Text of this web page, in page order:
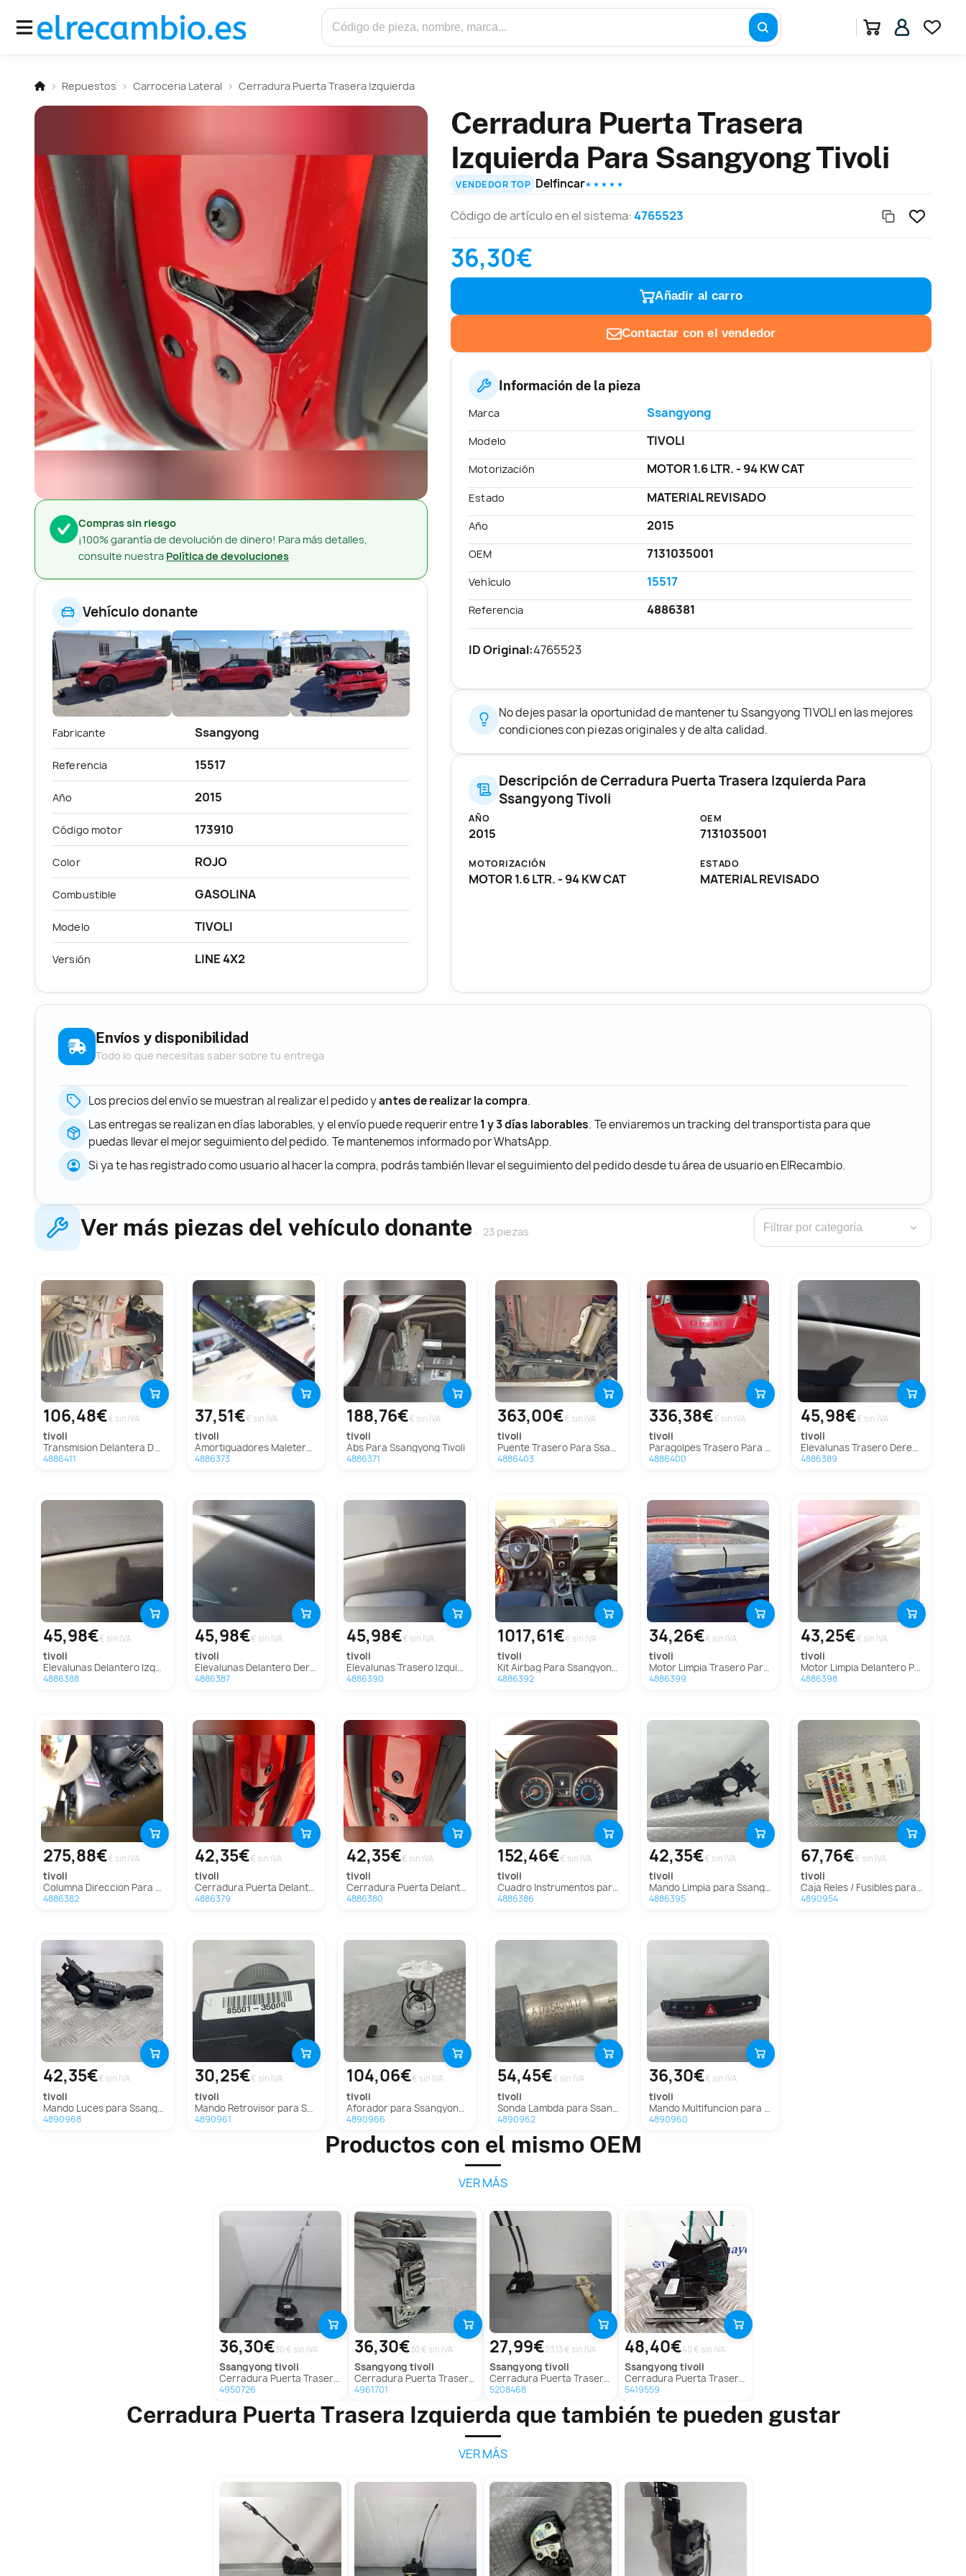
Repuestos Carroceria Lateral Cerradura Puerta Trasera Izquierda
Compras sin riesgo
¡100% garantía de devolución de dinero! Para más detalles,
consulte nuestra Política de devoluciones
Vehículo donante
Fabricante Ssangyong
Referencia 15517
Año 2015
Código motor 173910
Color ROJO
Combustible GASOLINA
Modelo TIVOLI
Versión LINE 4X2
Cerradura Puerta Trasera
Izquierda Para Ssangyong Tivoli
VENDEDOR TOP Delfincar★ ★ ★ ★ ★
Código de artículo en el sistema:4765523
36,30€
Añadir al carro
Contactar con el vendedor
Información de la pieza
Marca Ssangyong
Modelo TIVOLI
Motorización MOTOR 1.6 LTR. - 94 KW CAT
Estado MATERIAL REVISADO
Año 2015
OEM 7131035001
Vehículo 15517
Referencia 4886381
ID Original:4765523
No dejes pasar la oportunidad de mantener tu Ssangyong TIVOLI en las mejores
condiciones con piezas originales y de alta calidad.
Descripción de Cerradura Puerta Trasera Izquierda Para
Ssangyong Tivoli
AÑO
2015
OEM
7131035001
MOTORIZACIÓN
MOTOR 1.6 LTR. - 94 KW CAT
ESTADO
MATERIAL REVISADO
Envíos y disponibilidad
Todo lo que necesitas saber sobre tu entrega
Los precios del envío se muestran al realizar el pedido yantes de realizar la compra.
Las entregas se realizan en días laborables, y el envío puede requerir entre1 y 3 días laborables. Te enviaremos un tracking del transportista para que
puedas llevar el mejor seguimiento del pedido. Te mantenemos informado por WhatsApp.
Si ya te has registrado como usuario al hacer la compra, podrás también llevar el seguimiento del pedido desde tu área de usuario en ElRecambio.
Ver más piezas del vehículo donante 23 piezas ›
106,48€€ sin IVA
tivoli
Transmision Delantera Derecha Para Ssangyong Tivoli
4886411
37,51€€ sin IVA
tivoli
Amortiguadores Maletero / Porton Para Ssangyong Tivoli
4886373
188,76€€ sin IVA
tivoli
Abs Para Ssangyong Tivoli
4886371
363,00€€ sin IVA
tivoli
Puente Trasero Para Ssangyong Tivoli
4886403
336,38€€ sin IVA
tivoli
Paragolpes Trasero Para Ssangyong Tivoli
4886400
45,98€€ sin IVA
tivoli
Elevalunas Trasero Derecho Para Ssangyong Tivoli
4886389
45,98€€ sin IVA
tivoli
Elevalunas Delantero Izquierdo Para Ssangyong Tivoli
4886388
45,98€€ sin IVA
tivoli
Elevalunas Delantero Derecho Para Ssangyong Tivoli
4886387
45,98€€ sin IVA
tivoli
Elevalunas Trasero Izquierdo Para Ssangyong Tivoli
4886390
1017,61€€ sin IVA
tivoli
Kit Airbag Para Ssangyong Tivoli
4886392
34,26€€ sin IVA
tivoli
Motor Limpia Trasero Para Ssangyong Tivoli
4886399
43,25€€ sin IVA
tivoli
Motor Limpia Delantero Para Ssangyong Tivoli
4886398
275,88€€ sin IVA
tivoli
Columna Direccion Para Ssangyong Tivoli
4886382
42,35€€ sin IVA
tivoli
Cerradura Puerta Delantera Derecha Para Ssangyong Tivoli
4886379
42,35€€ sin IVA
tivoli
Cerradura Puerta Delantera Izquierda Para Ssangyong Tivoli
4886380
152,46€€ sin IVA
tivoli
Cuadro Instrumentos para Ssangyong Tivoli
4886386
42,35€€ sin IVA
tivoli
Mando Limpia para Ssangyong Tivoli
4886395
67,76€€ sin IVA
tivoli
Caja Reles / Fusibles para Ssangyong Tivoli
4890954
42,35€€ sin IVA
tivoli
Mando Luces para Ssangyong Tivoli
4890968
30,25€€ sin IVA
tivoli
Mando Retrovisor para Ssangyong Tivoli
4890961
104,06€€ sin IVA
tivoli
Aforador para Ssangyong Tivoli
4890966
54,45€€ sin IVA
tivoli
Sonda Lambda para Ssangyong Tivoli
4890962
36,30€€ sin IVA
tivoli
Mando Multifuncion para Ssangyong Tivoli
4890960
Productos con el mismo OEM
VER MÁS
36,30€30 € sin IVA
ssangyong tivoli
Cerradura Puerta Trasera Izquierda para Ssangyong Tivoli
4950726
36,30€30 € sin IVA
ssangyong tivoli
Cerradura Puerta Trasera Izquierda para Ssangyong Tivoli
4961701
27,99€23.13 € sin IVA
ssangyong tivoli
Cerradura Puerta Trasera Izquierda para Ssangyong Tivoli
5208468
48,40€40 € sin IVA
ssangyong tivoli
Cerradura Puerta Trasera Izquierda para Ssangyong Tivoli
5419559
Cerradura Puerta Trasera Izquierda que también te pueden gustar
VER MÁS